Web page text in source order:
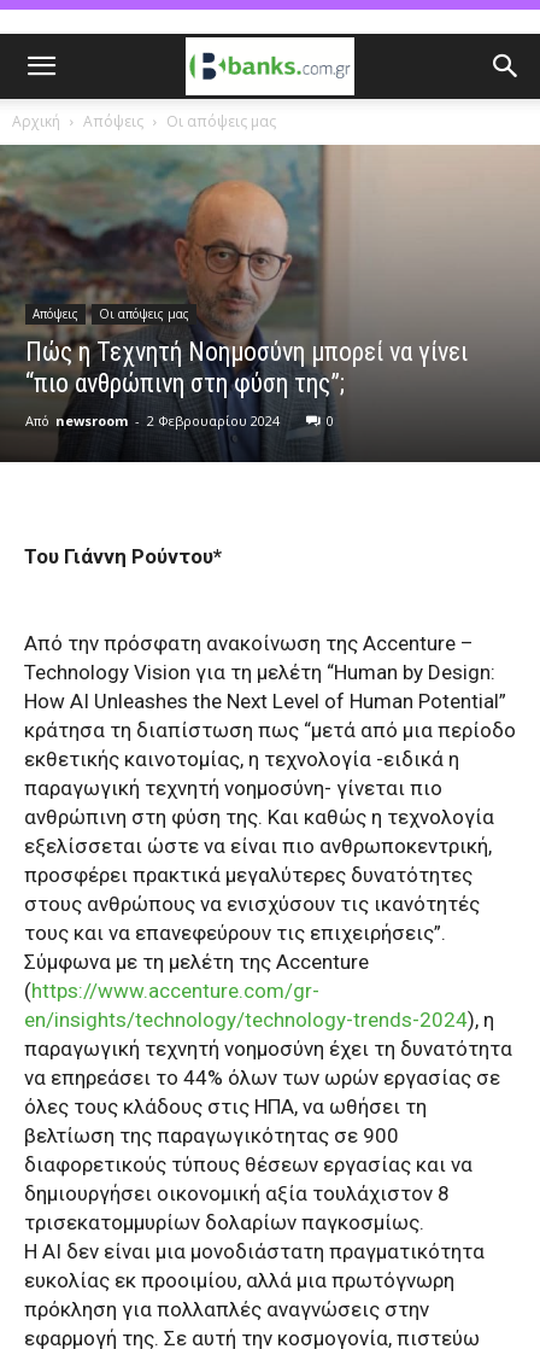
Αρχική Απόψεις Οι απόψεις μας
Απόψεις Οι απόψεις μας
Πώς η Τεχνητή Νοημοσύνη μπορεί να γίνει
“πιο ανθρώπινη στη φύση της”;
Από newsroom - 2 Φεβρουαρίου 2024 0
Του Γιάννη Ρούντου*
Από την πρόσφατη ανακοίνωση της Accenture –
Technology Vision για τη μελέτη “Human by Design:
How AI Unleashes the Next Level of Human Potential”
κράτησα τη διαπίστωση πως “μετά από μια περίοδο
εκθετικής καινοτομίας, η τεχνολογία -ειδικά η
παραγωγική τεχνητή νοημοσύνη- γίνεται πιο
ανθρώπινη στη φύση της. Και καθώς η τεχνολογία
εξελίσσεται ώστε να είναι πιο ανθρωποκεντρική,
προσφέρει πρακτικά μεγαλύτερες δυνατότητες
στους ανθρώπους να ενισχύσουν τις ικανότητές
τους και να επανεφεύρουν τις επιχειρήσεις”.
Σύμφωνα με τη μελέτη της Accenture
(https://www.accenture.com/gr-
en/insights/technology/technology-trends-2024), η
παραγωγική τεχνητή νοημοσύνη έχει τη δυνατότητα
να επηρεάσει το 44% όλων των ωρών εργασίας σε
όλες τους κλάδους στις ΗΠΑ, να ωθήσει τη
βελτίωση της παραγωγικότητας σε 900
διαφορετικούς τύπους θέσεων εργασίας και να
δημιουργήσει οικονομική αξία τουλάχιστον 8
τρισεκατομμυρίων δολαρίων παγκοσμίως.
Η ΑΙ δεν είναι μια μονοδιάστατη πραγματικότητα
ευκολίας εκ προοιμίου, αλλά μια πρωτόγνωρη
πρόκληση για πολλαπλές αναγνώσεις στην
εφαρμογή της. Σε αυτή την κοσμογονία, πιστεύω